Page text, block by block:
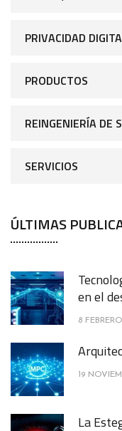
PRIVACIDAD
PRODUCTOS
REINGENIERÍA DE
SERVICIOS
ÚLTIMAS
en el
8
19
La